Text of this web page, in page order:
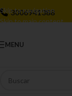
Skip to navigation
Skip to main content
3006941388
MENU